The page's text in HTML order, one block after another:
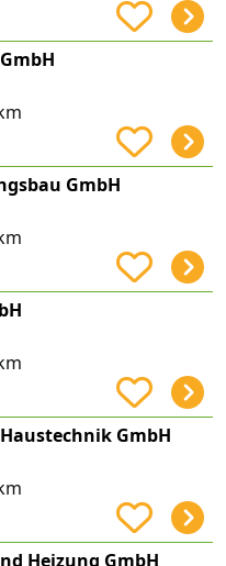
GmbH
GmbH
Heizung GmbH